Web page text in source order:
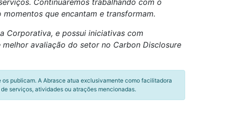
Continuaremos trabalhando com o
que encantam e transformam.
Corporativa, e possui iniciativas com
avaliação do setor no Carbon Disclosure
publicam. A Abrasce atua exclusivamente como facilitadora
serviços, atividades ou atrações mencionadas.